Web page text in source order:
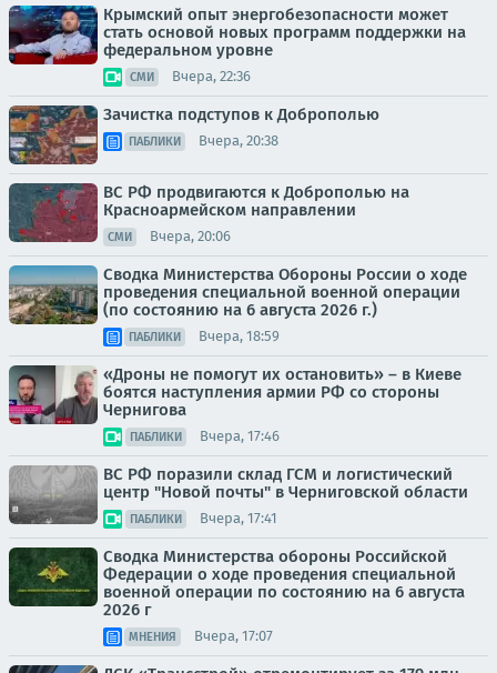
Крымский опыт энергобезопасности может
стать основой новых программ поддержки на
федеральном уровне
СМИ Вчера, 22:36
Зачистка подступов к Доброполью
ПАБЛИКИ Вчера, 20:38
ВС РФ продвигаются к Доброполью на
Красноармейском направлении
СМИ Вчера, 20:06
Сводка Министерства Обороны России о ходе
проведения специальной военной операции
(по состоянию на 6 августа 2026 г.)
ПАБЛИКИ Вчера, 18:59
«Дроны не помогут их остановить» – в Киеве
боятся наступления армии РФ со стороны
Чернигова
ПАБЛИКИ Вчера, 17:46
ВС РФ поразили склад ГСМ и логистический
центр "Новой почты" в Черниговской области
ПАБЛИКИ Вчера, 17:41
Сводка Министерства обороны Российской
Федерации о ходе проведения специальной
военной операции по состоянию на 6 августа
2026 г
МНЕНИЯ Вчера, 17:07